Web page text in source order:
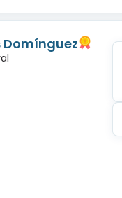
Domínguez